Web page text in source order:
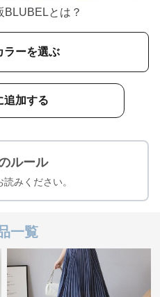
BLUBELとは？
ラーを選ぶ
追加する
ルール
みください。
一覧